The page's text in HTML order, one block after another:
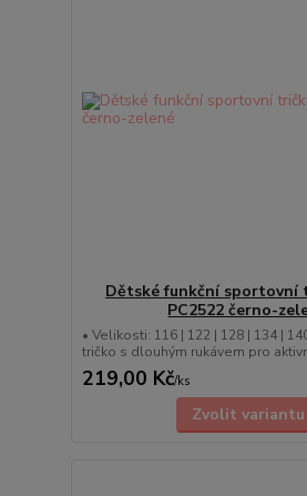
Dětské funkční sportovní
PC2522 černo-
• Velikosti: 116 | 122 | 128 | 134 |
tričko s dlouhým rukávem pro
219,00 Kč/ks
Zvolit variantu